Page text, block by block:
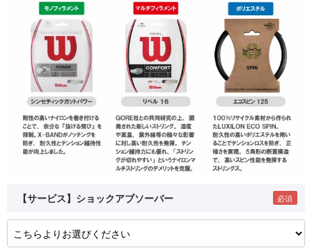
【サービス】ショックアブソーバー